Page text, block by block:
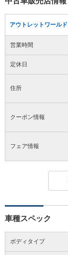
アウトレットワールド
営業時間
定休日
住所
クーポン情報
フェア情報
車種スペック
ボディタイプ